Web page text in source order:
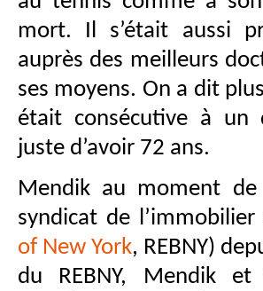
mort. Il s’était aussi
auprès des meilleurs
ses moyens. On a dit
était consécutive à un
juste d’avoir 72 ans.
Mendik au moment
syndicat de
of New York, REBNY)
du REBNY, Mendik